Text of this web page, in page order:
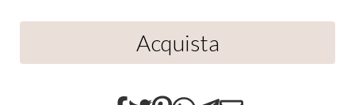
Acquista